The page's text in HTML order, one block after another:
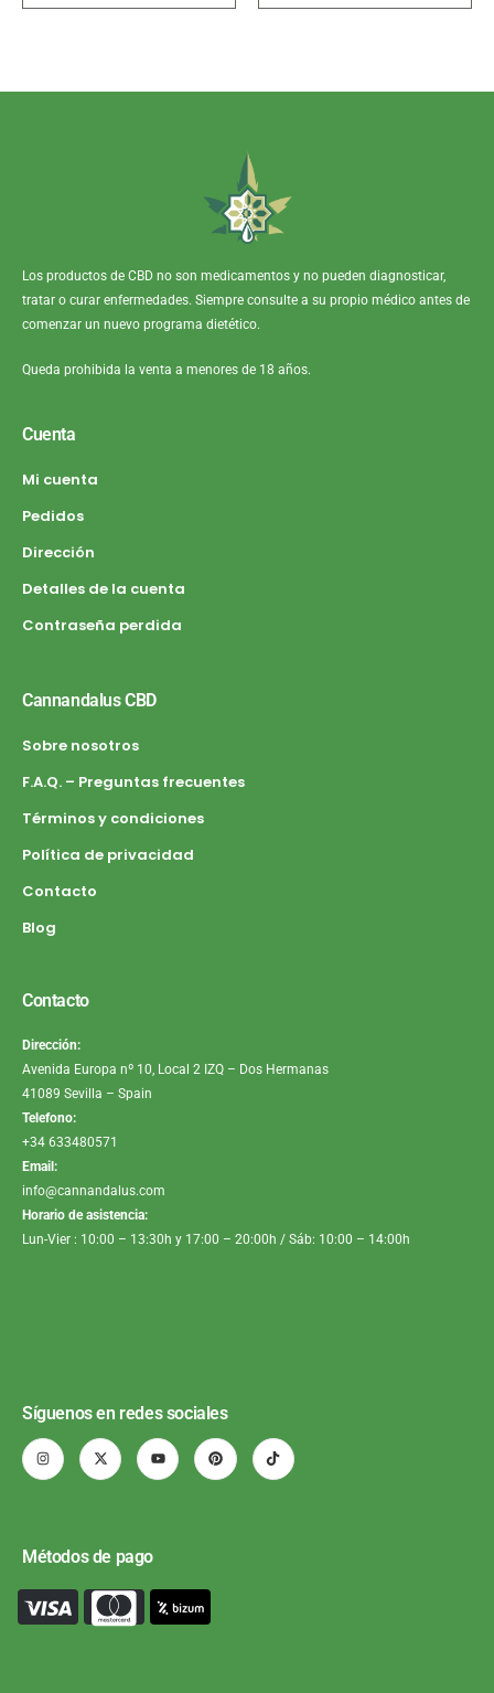
Los productos de CBD no son medicamentos y no pueden diagnosticar,
tratar o curar enfermedades. Siempre consulte a su propio médico antes de
comenzar un nuevo programa dietético.
Queda prohibida la venta a menores de 18 años.
Cuenta
Mi cuenta
Pedidos
Dirección
Detalles de la cuenta
Contraseña perdida
Cannandalus CBD
Sobre nosotros
F.A.Q. – Preguntas frecuentes
Términos y condiciones
Política de privacidad
Contacto
Blog
Contacto
Dirección:
Avenida Europa nº 10, Local 2 IZQ – Dos Hermanas
41089 Sevilla – Spain
Telefono:
+34 633480571
Email:
info@cannandalus.com
Horario de asistencia:
Lun-Vier : 10:00 – 13:30h y 17:00 – 20:00h / Sáb: 10:00 – 14:00h
Síguenos en redes sociales
Métodos de pago